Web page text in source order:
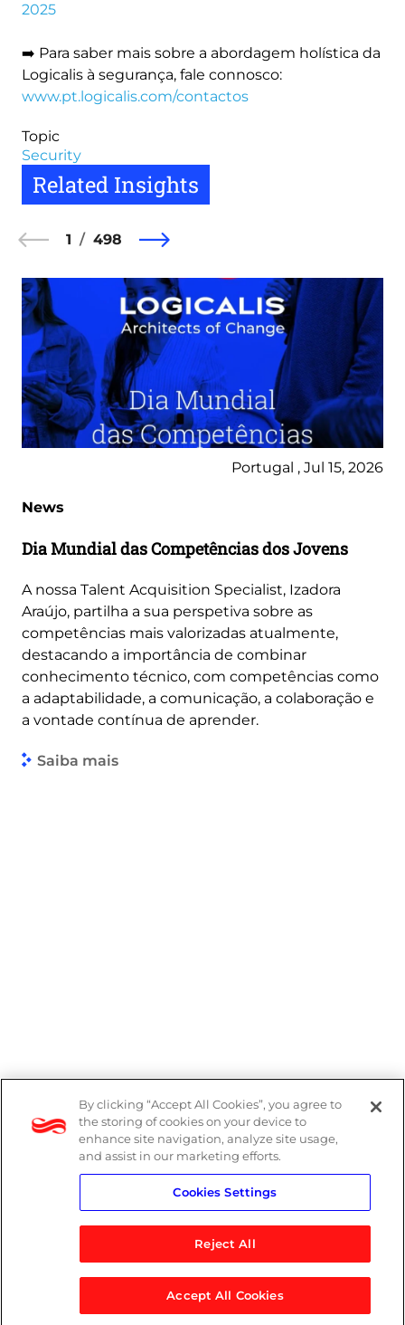
2025
➡️ Para saber mais sobre a abordagem holística da
Logicalis à segurança, fale connosco:
www.pt.logicalis.com/contactos
Topic
Security
Related Insights
1 498
Portugal , Jul 15, 2026
News
Dia Mundial das Competências dos Jovens
A nossa Talent Acquisition Specialist, Izadora
Araújo, partilha a sua perspetiva sobre as
competências mais valorizadas atualmente,
destacando a importância de combinar
conhecimento técnico, com competências como
a adaptabilidade, a comunicação, a colaboração e
a vontade contínua de aprender.
Saiba mais
© 2026 Logicalis Group
Denúncias
Política de Privacidade
Política do Sistema de Gestão Integrado
By clicking “Accept All Cookies”, you agree to
the storing of cookies on your device to
enhance site navigation, analyze site usage,
and assist in our marketing efforts.
Cookies Settings
Reject All
Accept All Cookies